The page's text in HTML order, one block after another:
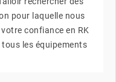
pour laquelle nous
confiance en RK
les équipements